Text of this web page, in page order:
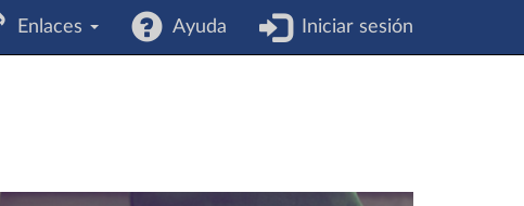
Enlaces Ayuda Iniciar sesión